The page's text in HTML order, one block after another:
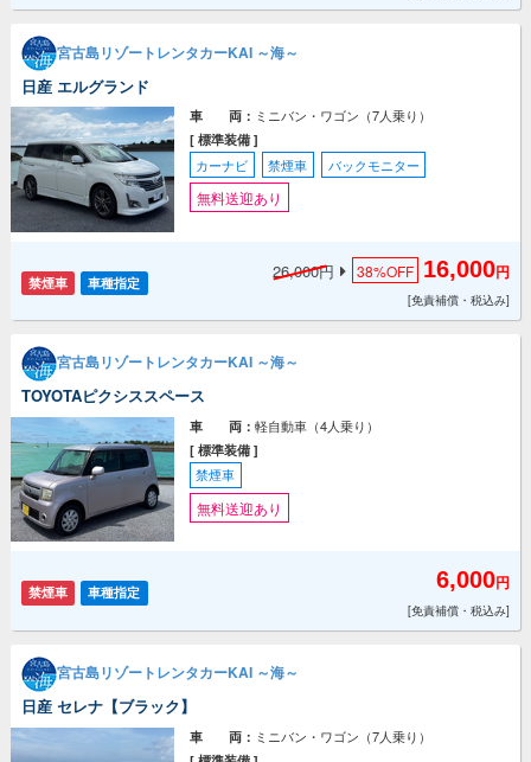
宮古島リゾートレンタカーKAI ～海～
日産 エルグランド
車 両： ミニバン・ワゴン（7人乗り）
[ 標準装備 ]
カーナビ 禁煙車 バックモニター
無料送迎あり
禁煙車 車種指定 26,000円 38%OFF 16,000円
[免責補償・税込み]
宮古島リゾートレンタカーKAI ～海～
TOYOTAピクシススペース
車 両： 軽自動車（4人乗り）
[ 標準装備 ]
禁煙車
無料送迎あり
禁煙車 車種指定 6,000円
[免責補償・税込み]
宮古島リゾートレンタカーKAI ～海～
日産 セレナ【ブラック】
車 両： ミニバン・ワゴン（7人乗り）